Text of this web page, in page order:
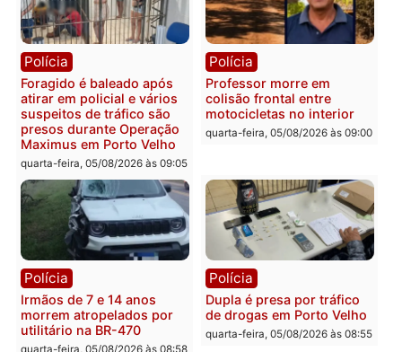
Médicos são investigados
por suspeita de receber
salário sem cumprir carga
horária em RO
quarta-feira, 05/08/2026 às 12:25
Polícia
Operação Contemplados
cumpre mandados e
prende investigado por
fraude na falsa oferta de
Polícia
Adolescentes são
apreendidos após furto em
Polícia
Ciclista de 66 anos é
assaltado durante